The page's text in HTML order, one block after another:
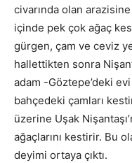
civarında olan
içinde pek çok ağaç
gürgen, çam ve ceviz
hallettikten sonra
adam -Göztepe’deki
bahçedeki çamları
üzerine Uşak
ağaçlarını kestirir. Bu
deyimi ortaya çıktı.